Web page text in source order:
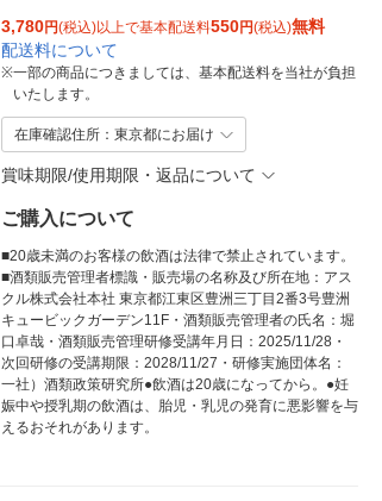
3,780円(税込)以上で基本配送料550円(税込)無料
配送料について
※一部の商品につきましては、基本配送料を当社が負担
いたします。
在庫確認住所：東京都にお届け
賞味期限/使用期限・返品について
ご購入について
■20歳未満のお客様の飲酒は法律で禁止されています。
■酒類販売管理者標識・販売場の名称及び所在地：アス
クル株式会社本社 東京都江東区豊洲三丁目2番3号豊洲
キュービックガーデン11F・酒類販売管理者の氏名：堀
口卓哉・酒類販売管理研修受講年月日：2025/11/28・
次回研修の受講期限：2028/11/27・研修実施団体名：
一社）酒類政策研究所●飲酒は20歳になってから。●妊
娠中や授乳期の飲酒は、胎児・乳児の発育に悪影響を与
えるおそれがあります。